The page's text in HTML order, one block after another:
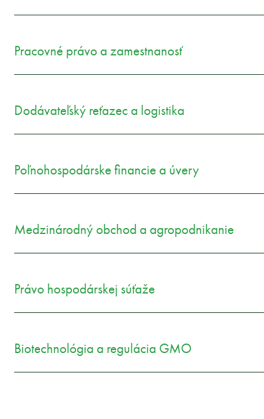
Pracovné právo a zamestnanosť
Dodávateľský reťazec a logistika
Poľnohospodárske financie a úvery
Medzinárodný obchod a agropodnikanie
Právo hospodárskej súťaže
Biotechnológia a regulácia GMO